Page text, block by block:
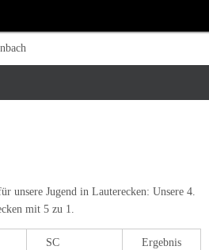
unsere Jugend in Lauterecken: Unsere 4.
mit 5 zu 1.
SC
Ergebnis